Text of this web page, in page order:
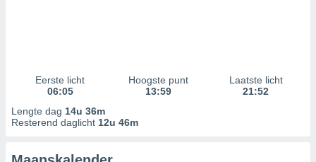
Eerste licht
06:05
Hoogste punt
13:59
Laatste licht
21:52
Lengte dag 14u 36m
Resterend daglicht 12u 46m